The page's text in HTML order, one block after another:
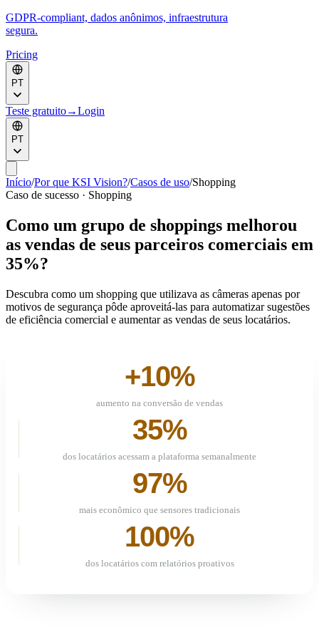
GDPR-compliant, dados anônimos, infraestrutura
segura.
Pricing
PT
Teste gratuito→Login
PT
Início/Por que KSI Vision?/Casos de uso/Shopping
Caso de sucesso · Shopping
Como um grupo de shoppings melhorou
as vendas de seus parceiros comerciais em
35%?
Descubra como um shopping que utilizava as câmeras apenas por
motivos de segurança pôde aproveitá-las para automatizar sugestões
de eficiência comercial e aumentar as vendas de seus locatários.
+10%
aumento na conversão de vendas
35%
dos locatários acessam a plataforma semanalmente
97%
mais econômico que sensores tradicionais
100%
dos locatários com relatórios proativos